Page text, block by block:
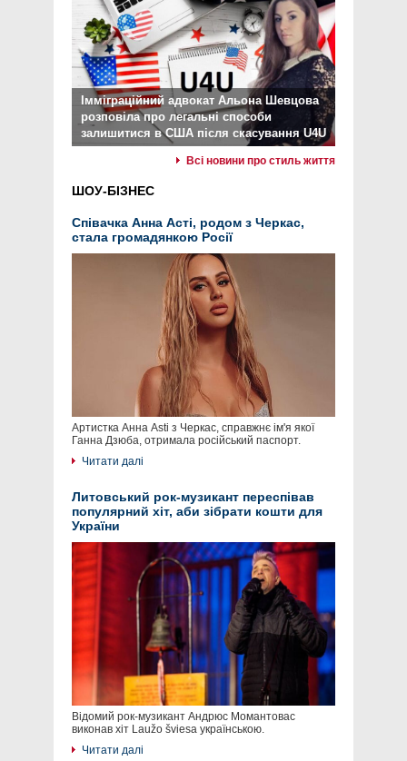
Імміграційний адвокат Альона Шевцова
розповіла про легальні способи
залишитися в США після скасування U4U
Всі новини про стиль життя
ШОУ-БІЗНЕС
Співачка Анна Асті, родом з Черкас,
стала громадянкою Росії
Артистка Анна Asti з Черкас, справжнє ім'я якої
Ганна Дзюба, отримала російський паспорт.
Читати далі
Литовський рок-музикант переспівав
популярний хіт, аби зібрати кошти для
України
Відомий рок-музикант Андрюс Момантовас
виконав хіт Laužo šviesa українською.
Читати далі